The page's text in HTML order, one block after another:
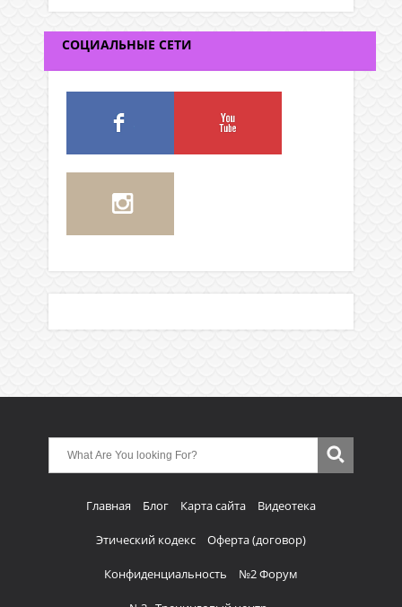
СОЦИАЛЬНЫЕ СЕТИ
Главная Блог Карта сайта Видеотека
Этический кодекс Оферта (договор)
Конфиденциальность №2 Форум